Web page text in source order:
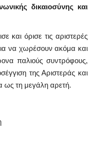
δικαιοσύνης και
και όρισε τις αριστερές
να χωρέσουν ακόμα και
παλιούς συντρόφους,
της Αριστεράς και
ως τη μεγάλη αρετή.